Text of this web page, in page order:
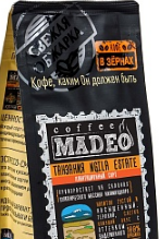
френч-пресс, фильтр
обжарки средняя
без кислинки
сухой
арабики
фрукты, красное вино
1
3 4 5 6
3/6
1 2 3 4 5 6
3/6
1
2 3 4 5 6
4/6
1
2 3 4 5 6
4/6